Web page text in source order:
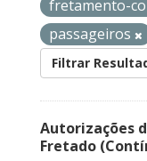
fretamento-
passageiros
Filtrar
Autorizações
Fretado